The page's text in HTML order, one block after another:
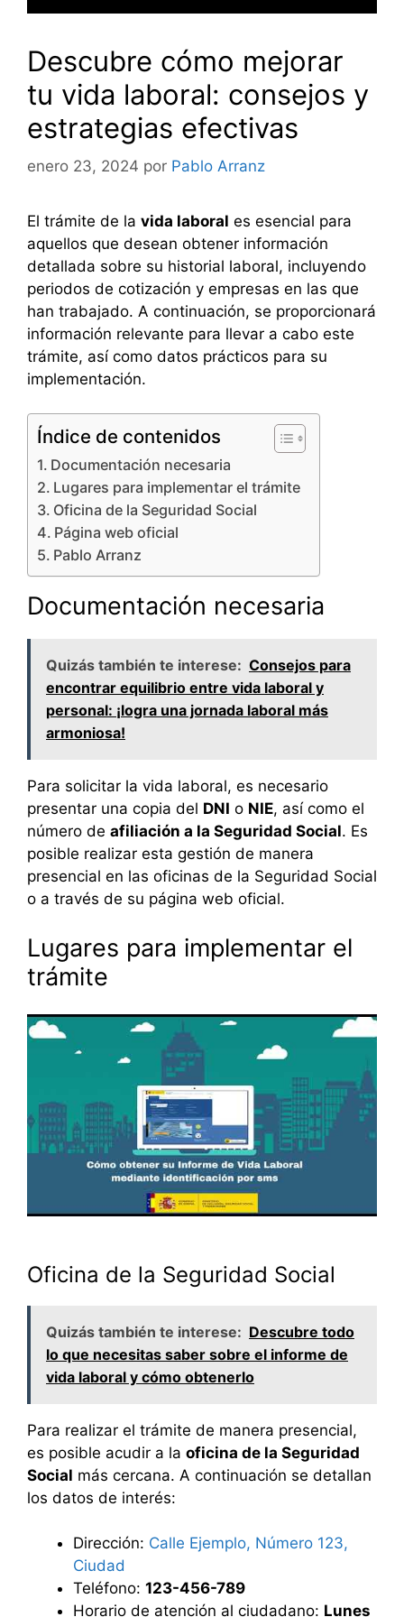
Descubre cómo mejorar
tu vida laboral: consejos y
estrategias efectivas
enero 23, 2024 por Pablo Arranz
El trámite de la vida laboral es esencial para
aquellos que desean obtener información
detallada sobre su historial laboral, incluyendo
periodos de cotización y empresas en las que
han trabajado. A continuación, se proporcionará
información relevante para llevar a cabo este
trámite, así como datos prácticos para su
implementación.
Índice de contenidos
Documentación necesaria
Lugares para implementar el trámite
Oficina de la Seguridad Social
Página web oficial
Pablo Arranz
Documentación necesaria
Quizás también te interese: Consejos para
encontrar equilibrio entre vida laboral y
personal: ¡logra una jornada laboral más
armoniosa!
Para solicitar la vida laboral, es necesario
presentar una copia del DNI o NIE, así como el
número de afiliación a la Seguridad Social. Es
posible realizar esta gestión de manera
presencial en las oficinas de la Seguridad Social
o a través de su página web oficial.
Lugares para implementar el
trámite
Oficina de la Seguridad Social
Quizás también te interese: Descubre todo
lo que necesitas saber sobre el informe de
vida laboral y cómo obtenerlo
Para realizar el trámite de manera presencial,
es posible acudir a la oficina de la Seguridad
Social más cercana. A continuación se detallan
los datos de interés:
Dirección: Calle Ejemplo, Número 123,
Ciudad
Teléfono: 123-456-789
Horario de atención al ciudadano: Lunes